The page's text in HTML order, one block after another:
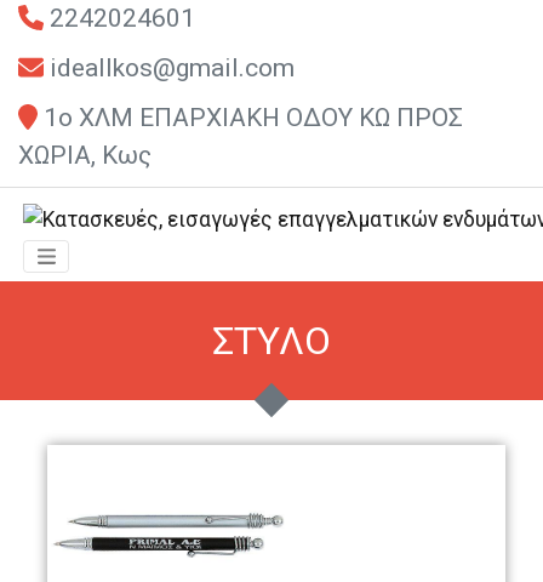
2242024601
ideallkos@gmail.com
1ο ΧΛΜ ΕΠΑΡΧΙΑΚΗ ΟΔΟΥ ΚΩ ΠΡΟΣ
ΧΩΡΙΑ, Κως
ΣΤΥΛΟ